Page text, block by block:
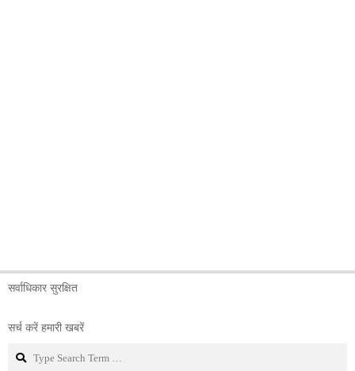
सर्वाधिकार सुरक्षित
सर्च करें हमारी खबरें